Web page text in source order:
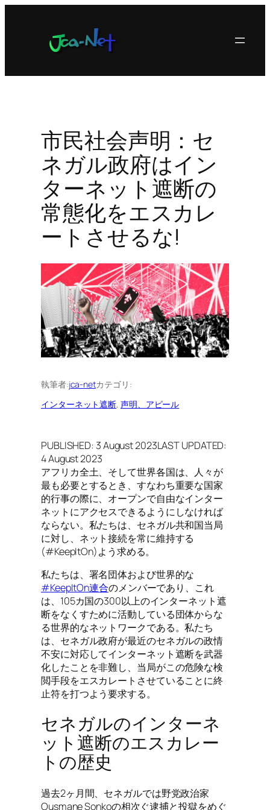
ッ
市民社会声明：セ
ネガル政府はイン
ターネット遮断の
常態化をエスカレ
ートさせるな!
執筆者:jca-netカテゴリ:
インターネット遮断, 声明、アピール
PUBLISHED: 3 August 2023LAST UPDATED:
4 August 2023
アフリカ全土、そして世界各国は、人々が
最も必要とするとき、すなわち重要な国家
的行事の際に、オープンで自由なインター
ネットにアクセスできるようにしなければ
ならない。私たちは、セネガル共和国当局
に対し、ネット接続を常に維持する
(#KeepItOn)よう求める。
私たちは、署名団体および世界的な
#KeepItOn連合のメンバーであり、これ
は、105カ国の300以上のインターネット遮
断をなくすために活動している団体からな
る世界的なネットワークである。私たち
は、セネガル政府が最近のセネガルの政情
不安に対応してインターネット遮断を武器
化したことを非難し、当局がこの危険な検
閲手段をエスカレートさせていることに終
止符を打つよう要求する。
セネガルのインターネ
ット遮断のエスカレー
トの歴史
過去2ヶ月間、セネガルでは野党政治家
Ousmane Sonkoの相次ぐ逮捕と投獄をめぐ